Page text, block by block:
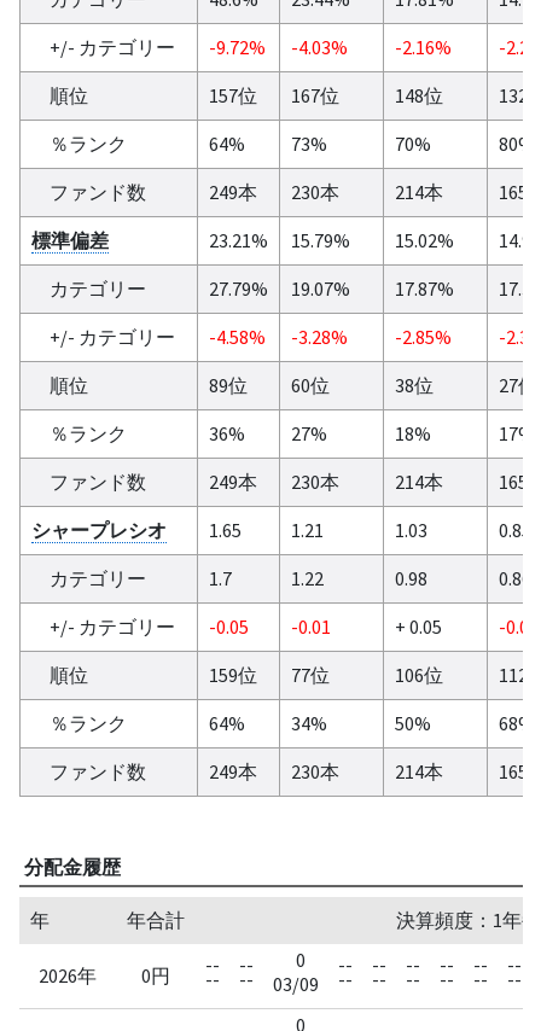
+/- カテゴリー
-9.72% -4.03% -2.16%
-
順位
157位 167位 148位
132
％ランク
64% 73% 70%
80%
ファンド数
249本 230本 214本
165
標準偏差
23.21% 15.79% 15.02%
カテゴリー
27.79% 19.07% 17.87%
+/- カテゴリー
-4.58% -3.28% -2.85%
-
順位
89位 60位 38位
27位
％ランク
36% 27% 18%
17%
ファンド数
249本 230本 214本
165
シャープレシオ
1.65 1.21 1.03
0.85
カテゴリー
1.7 1.22 0.98
0.86
+/- カテゴリー
-0.05 -0.01 + 0.05
-0.01
順位
159位 77位 106位
112
％ランク
64% 34% 50%
68%
ファンド数
249本 230本 214本 165
分配金履歴
年 年合計 決算頻度：1年
2026年 0円 --
--
--
--
0
03/09
--
--
--
--
--
--
--
--
--
--
--
--
0